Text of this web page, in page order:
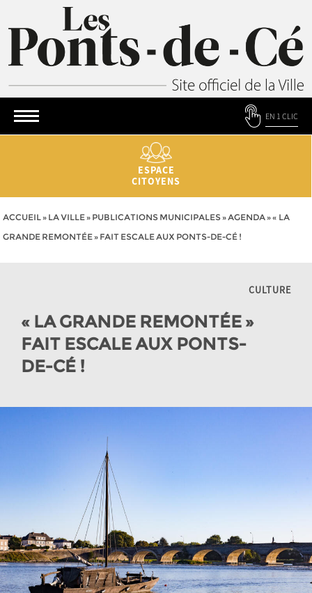
EN 1 CLIC
ESPACE
CITOYENS
ACCUEIL» LA VILLE» PUBLICATIONS MUNICIPALES»AGENDA»« LA
GRANDE REMONTÉE » FAIT ESCALE AUX PONTS-DE-CÉ !
CULTURE
« LA GRANDE REMONTÉE »
FAIT ESCALE AUX PONTS-
DE-CÉ !